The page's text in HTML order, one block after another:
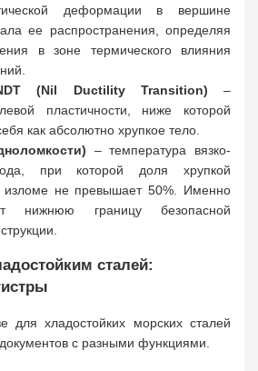
деформации в вершине
ее распространения, определяя
в зоне термического влияния
(Nil Ductility Transition) –
пластичности, ниже которой
как абсолютно хрупкое тело.
– температура вязко-
при которой доля хрупкой
изломе не превышает 50%. Именно
нижнюю границу безопасной
сталей:
для хладостойких морских сталей
с разными функциями.